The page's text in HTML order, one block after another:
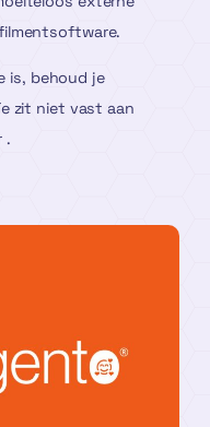
is, behoud je
zit niet vast aan
.